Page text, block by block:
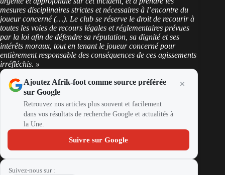
mesures disciplinaires strictes et nécessaires à l’encontre du
joueur concerné (…). Le club se réserve le droit de recourir à
toutes les voies de recours légales et réglementaires prévues
par la loi afin de défendre sa réputation, sa dignité et ses
intérêts moraux, tout en tenant le joueur concerné pour
entièrement responsable des conséquences de ces agissements
irréfléchis. »
Ajoutez Afrik-foot comme source préférée
sur Google
Retrouvez nos articles plus souvent et facilement
dans vos résultats de recherche Google et actualités à
la Une.
Suivre sur Google
Suivez-nous sur :